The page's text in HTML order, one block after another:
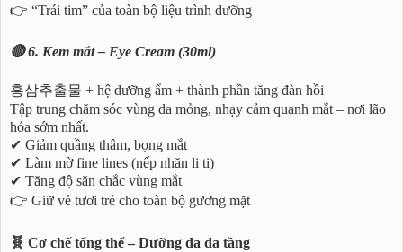
👉 “Trái tim” của toàn bộ liệu trình dưỡng
🔴 6. Kem mắt – Eye Cream (30ml)
홍삼추출물 + hệ dưỡng ẩm + thành phần tăng đàn hồi
Tập trung chăm sóc vùng da mỏng, nhạy cảm quanh mắt – nơi lão
hóa sớm nhất.
✔ Giảm quầng thâm, bọng mắt
✔ Làm mờ fine lines (nếp nhăn li ti)
✔ Tăng độ săn chắc vùng mắt
👉 Giữ vẻ tươi trẻ cho toàn bộ gương mặt
🧬 Cơ chế tổng thể – Dưỡng da đa tầng